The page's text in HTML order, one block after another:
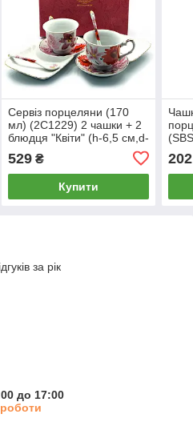
Сервіз порцеляни (170
мл) (2C1229) 2 чашки + 2
блюдця "Квіти" (h-6,5 см,d-
см)
529₴
Купити
202
за рік
до 17:00